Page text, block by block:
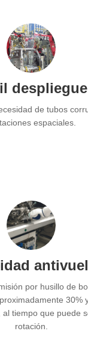
despliegue
de tubos
espaciales.
por husillo de
30%
tiempo que puede
rotación.